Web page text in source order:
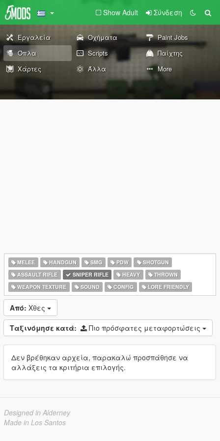
Show Adult Σύνδεση
Εργαλεία Οχήματα
Paint Jobs
Όπλα
Scripts
Παίχτης
Χάρτες
Άλλα More
MELEE HANDGUN SMG PDW
SHOTGUN
ASSAULT RIFLE
SNIPER RIFLE HEAVY
THROWN
WEAPON TEXTURE
SOUND CONFIG LORE FRIENDLY
Από: Χθες
Ταξινόμησε κατά: Πιο πρόσφατες μεταφορτώσεις
Δεν βρέθηκαν αρχεία, παρακαλώ προσπάθησε να
αλλάξεις τα κριτήρια επιλογής.
Designed in Alderney
Made in Los Santos